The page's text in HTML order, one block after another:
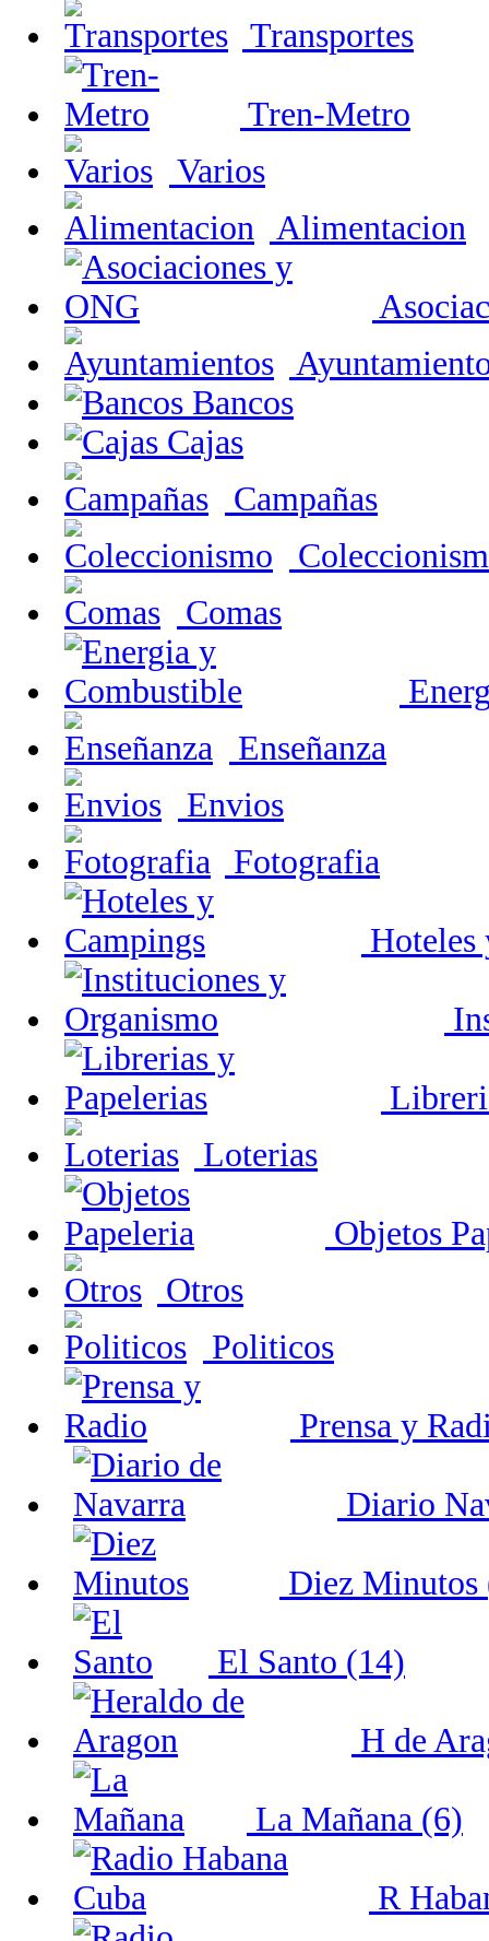
Transportes
Tren-Metro
Varios
Alimentacion
Bancos
Cajas
Campañas
Comas
Enseñanza
Envios
Fotografia
Hoteles
Loterias
Objetos
Otros
Politicos
Prensa y
Diario
Diez Minutos
El Santo (14)
H de
La Mañana (6)
R